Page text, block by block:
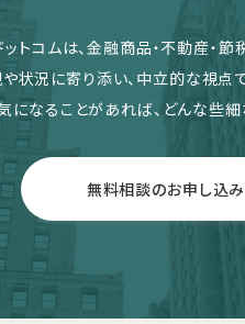
トコムは、金融商品・不動産・
状況に寄り添い、中立的な視点
なることがあれば、どんな些細
無料相談のお申し込み